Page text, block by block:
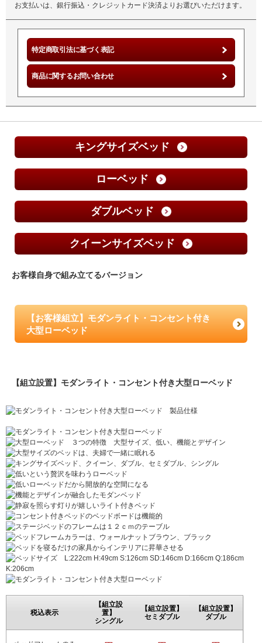
お支払いは、銀行振込・クレジットカード決済よりお選びいただけます。
特定商取引法に基づく表記
商品に関するお問い合わせ
キングサイズベッド
ローベッド
ダブルベッド
クイーンサイズベッド
お客様自身で組み立てるバージョン
【お客様組立】モダンライト・コンセント付き
大型ローベッド
【組立設置】モダンライト・コンセント付き大型ローベッド
税込表示
【組立設
置】
シングル
【組立設置】
セミダブル
【組立設置】
ダブル